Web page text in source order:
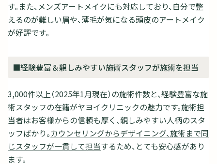
す。また、メンズアートメイクにも対応しており、自分で整
えるのが難しい眉や、薄毛が気になる頭皮のアートメイク
が好評です。
■経験豊富＆親しみやすい施術スタッフが施術を担当
3,000件以上（2025年1月現在）の施術件数と、経験豊富な施
術スタッフの在籍がヤヨイクリニックの魅力です。施術担
当者はお客様からの信頼も厚く、親しみやすい人柄のスタ
ッフばかり。カウンセリングからデザイニング、施術まで同
じスタッフが一貫して担当するため、とても安心感があり
ます。